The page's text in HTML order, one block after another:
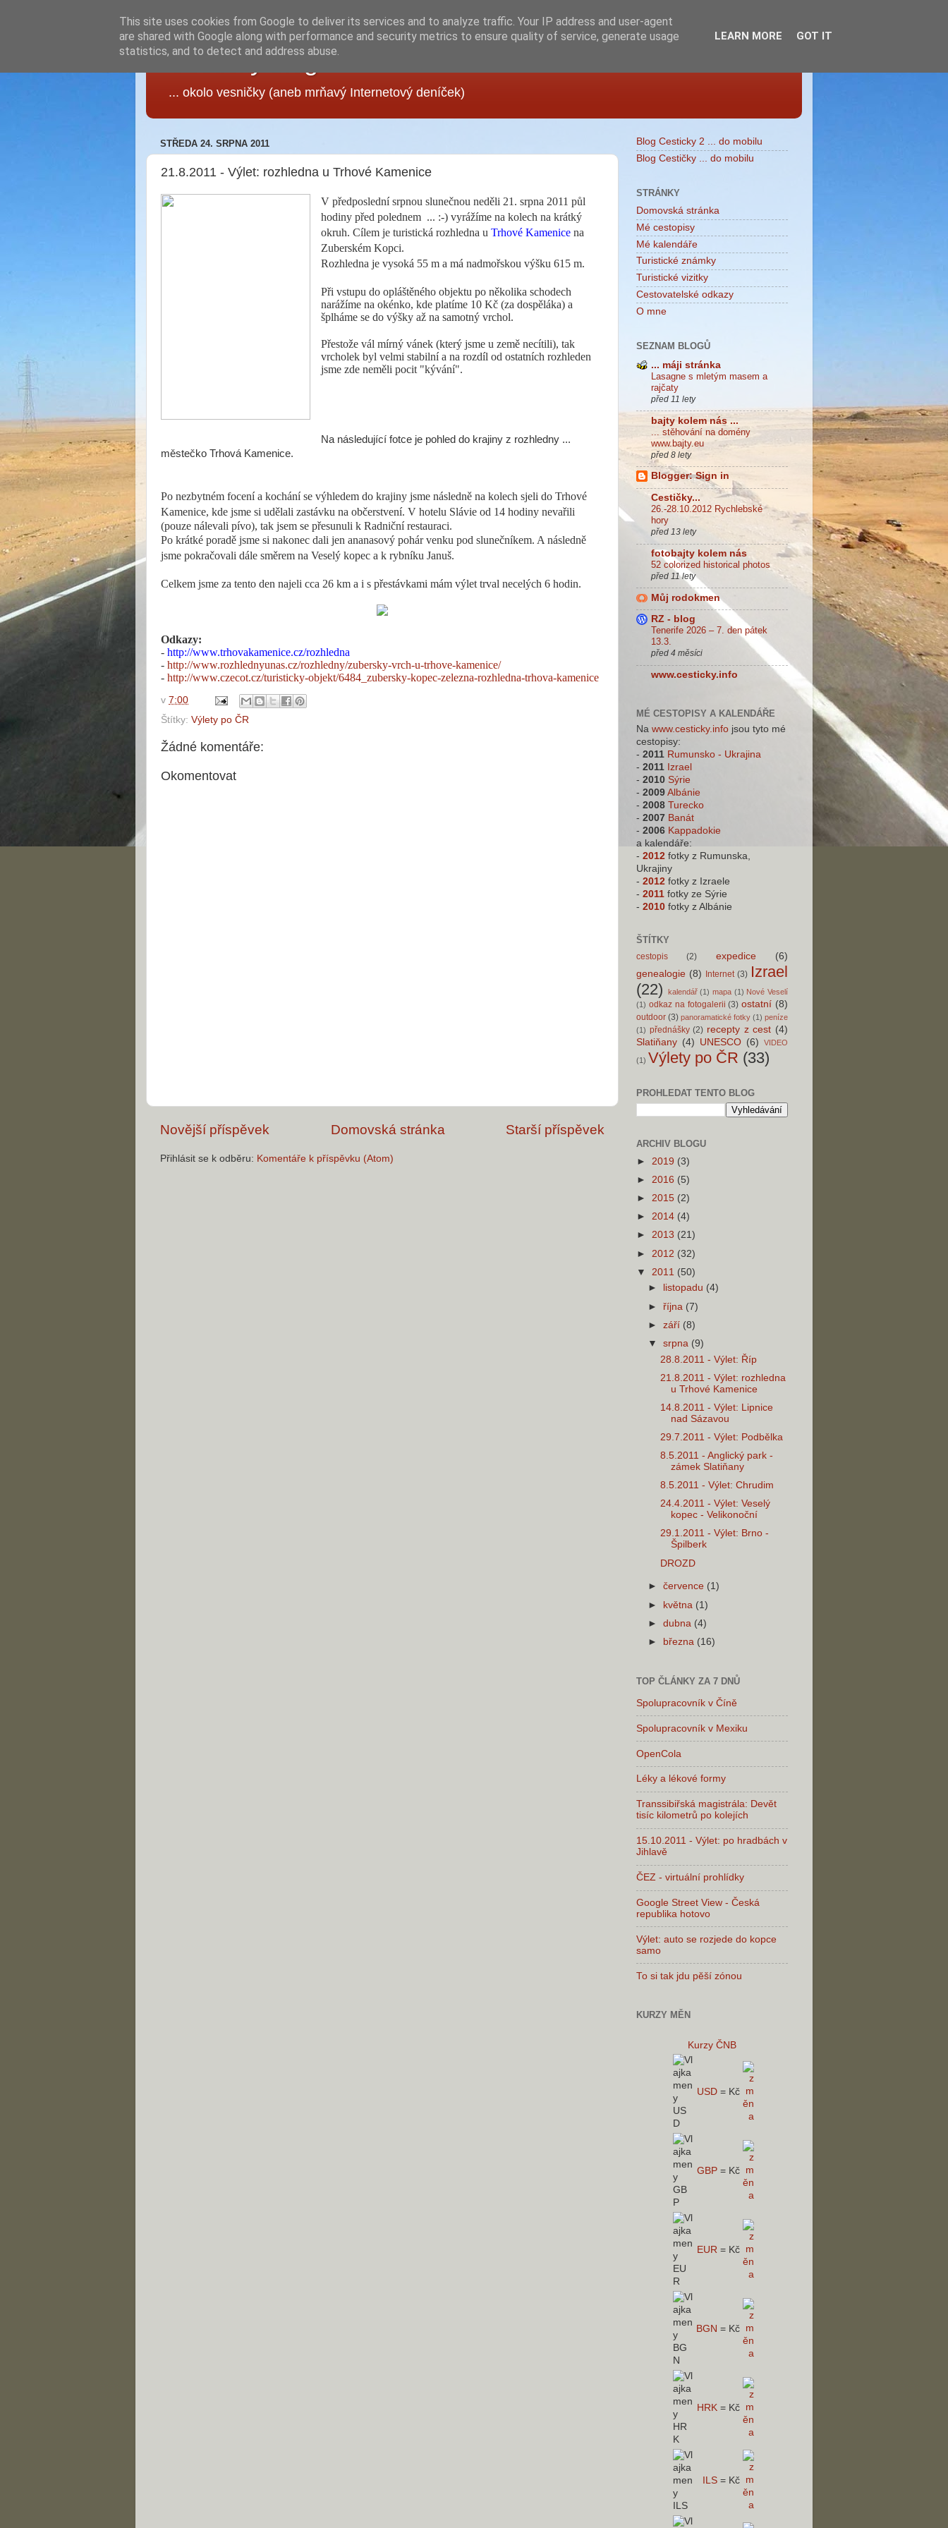
Cestičky blog
... okolo vesničky (aneb mrňavý Internetový deníček)
STŘEDA 24. SRPNA 2011
21.8.2011 - Výlet: rozhledna u Trhové Kamenice
V předposlední srpnou slunečnou neděli 21. srpna 2011 půl
hodiny před polednem ... :-) vyrážíme na kolech na krátký
okruh. Cílem je turistická rozhledna u Trhové Kamenicena
Zuberském Kopci.
Rozhledna je vysoká 55 m a má nadmořskou výšku 615 m.
Při vstupu do opláštěného objektu po několika schodech
narážíme na okénko, kde platíme 10 Kč (za dospěláka) a
šplháme se do výšky až na samotný vrchol.
Přestože vál mírný vánek (který jsme u země necítili), tak
vrcholek byl velmi stabilní a na rozdíl od ostatních rozhleden
jsme zde neměli pocit "kývání".
Na následující fotce je pohled do krajiny z rozhledny ...
městečko Trhová Kamenice.
Po nezbytném focení a kochání se výhledem do krajiny jsme následně na kolech sjeli do Trhové
Kamenice, kde jsme si udělali zastávku na občerstvení. V hotelu Slávie od 14 hodiny nevařili
(pouze nálevali pívo), tak jsem se přesunuli k Radniční restauraci.
Po krátké poradě jsme si nakonec dali jen ananasový pohár venku pod slunečníkem. A následně
jsme pokračovali dále směrem na Veselý kopec a k rybníku Januš.
Celkem jsme za tento den najeli cca 26 km a i s přestávkami mám výlet trval necelých 6 hodin.
Odkazy:
- http://www.trhovakamenice.cz/rozhledna
- http://www.rozhlednyunas.cz/rozhledny/zubersky-vrch-u-trhove-kamenice/
- http://www.czecot.cz/turisticky-objekt/6484_zubersky-kopec-zelezna-rozhledna-trhova-kamenice
v 7:00
Štítky: Výlety po ČR
Žádné komentáře:
Okomentovat
Novější příspěvek Starší příspěvek
Domovská stránka
Přihlásit se k odběru: Komentáře k příspěvku (Atom)
Blog Cesticky 2 ... do mobilu
Blog Cestičky ... do mobilu
STRÁNKY
Domovská stránka
Mé cestopisy
Mé kalendáře
Turistické známky
Turistické vizitky
Cestovatelské odkazy
O mne
SEZNAM BLOGŮ
... máji stránka
Lasagne s mletým masem a
rajčaty
před 11 lety
bajty kolem nás ...
... stěhování na domény
www.bajty.eu
před 8 lety
Blogger: Sign in
Cestičky...
26.-28.10.2012 Rychlebské
hory
před 13 lety
fotobajty kolem nás
52 colorized historical photos
před 11 lety
Můj rodokmen
RZ - blog
Tenerife 2026 – 7. den pátek
13.3.
před 4 měsíci
www.cesticky.info
MÉ CESTOPISY A KALENDÁŘE
Na www.cesticky.info jsou tyto mé
cestopisy:
- 2011 Rumunsko - Ukrajina
- 2011 Izrael
- 2010 Sýrie
- 2009 Albánie
- 2008 Turecko
- 2007 Banát
- 2006 Kappadokie
a kalendáře:
- 2012 fotky z Rumunska,
Ukrajiny
- 2012 fotky z Izraele
- 2011 fotky ze Sýrie
- 2010 fotky z Albánie
ŠTÍTKY
cestopis (2) expedice
(6)
genealogie (8) Internet (3) Izrael
(22)
kalendář (1) mapa (1) Nové Veselí
(1) odkaz na fotogalerii (3) ostatní (8)
outdoor (3) panoramatické fotky (1) peníze
(1) přednášky (2) recepty z cest (4)
Slatiňany (4) UNESCO (6) VIDEO
(1) Výlety po ČR (33)
PROHLEDAT TENTO BLOG
ARCHIV BLOGU
► 2019 (3)
► 2016 (5)
► 2015 (2)
► 2014 (4)
► 2013 (21)
► 2012 (32)
▼ 2011 (50)
►
listopadu (4)
►října (7)
►září (8)
▼srpna (9)
28.8.2011 - Výlet: Říp
21.8.2011 - Výlet: rozhledna
u Trhové Kamenice
14.8.2011 - Výlet: Lipnice
nad Sázavou
29.7.2011 - Výlet: Podbělka
8.5.2011 - Anglický park -
zámek Slatiňany
8.5.2011 - Výlet: Chrudim
24.4.2011 - Výlet: Veselý
kopec - Velikonoční
29.1.2011 - Výlet: Brno -
Špilberk
DROZD
►července (1)
► května (1)
►dubna (4)
►
března (16)
TOP ČLÁNKY ZA 7 DNŮ
Spolupracovník v Číně
Spolupracovník v Mexiku
OpenCola
Léky a lékové formy
Transsibiřská magistrála: Devět
tisíc kilometrů po kolejích
15.10.2011 - Výlet: po hradbách v
Jihlavě
ČEZ - virtuální prohlídky
Google Street View - Česká
republika hotovo
Výlet: auto se rozjede do kopce
samo
To si tak jdu pĕší zónou
KURZY MĚN
Kurzy ČNB
USD = Kč
GBP = Kč
EUR = Kč
BGN = Kč
HRK = Kč
ILS = Kč
This site uses cookies from Google to deliver its services and to analyze traffic. Your IP address and user-agent
are shared with Google along with performance and security metrics to ensure quality of service, generate usage
statistics, and to detect and address abuse.
LEARN MORE GOT IT